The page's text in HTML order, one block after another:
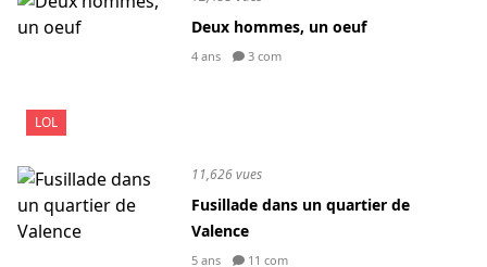
LOL
Deux hommes, un oeuf
4 ans 3 com
11,626 vues
Fusillade dans un quartier de
Valence
5 ans 11 com